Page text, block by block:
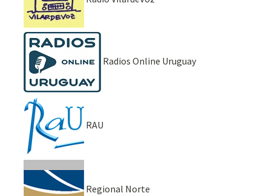
Radios Online Uruguay
RAU
Regional Norte